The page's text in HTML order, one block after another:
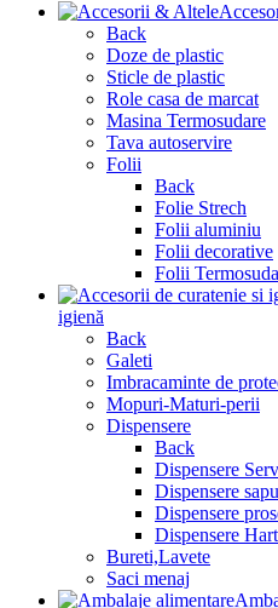
Back
Doze de plastic
Sticle de plastic
Role casa de marcat
Masina Termosudare
Tava autoservire
Folii
Back
Folie Strech
Folii aluminiu
Folii decorative
Folii
igienă
Back
Galeti
Imbracaminte de
Mopuri-Maturi-perii
Dispensere
Back
Dispensere
Dispensere
Dispensere
Dispensere
Bureti,Lavete
Saci menaj